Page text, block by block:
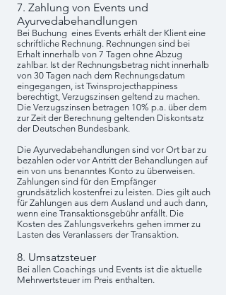
7. Zahlung von Events und
Ayurvedabehandlungen
Bei Buchung eines Events erhält der Klient eine
schriftliche Rechnung. Rechnungen sind bei
Erhalt innerhalb von 7 Tagen ohne Abzug
zahlbar. Ist der Rechnungsbetrag nicht innerhalb
von 30 Tagen nach dem Rechnungsdatum
eingegangen, ist Twinsprojecthappiness
berechtigt, Verzugszinsen geltend zu machen.
Die Verzugszinsen betragen 10% p.a. über dem
zur Zeit der Berechnung geltenden Diskontsatz
der Deutschen Bundesbank.
Die Ayurvedabehandlungen sind vor Ort bar zu
bezahlen oder vor Antritt der Behandlungen auf
ein von uns benanntes Konto zu überweisen.
Zahlungen sind für den Empfänger
grundsätzlich kostenfrei zu leisten. Dies gilt auch
für Zahlungen aus dem Ausland und auch dann,
wenn eine Transaktionsgebühr anfällt. Die
Kosten des Zahlungsverkehrs gehen immer zu
Lasten des Veranlassers der Transaktion.
8. Umsatzsteuer
Bei allen Coachings und Events ist die aktuelle
Mehrwertsteuer im Preis enthalten.